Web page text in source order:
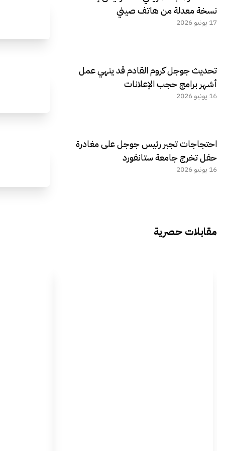
نسخة معدلة من هاتف صيني
17 يونيو 2026
تحديث جوجل كروم القادم قد ينهي عمل
أشهر برامج حجب الإعلانات
16 يونيو 2026
احتجاجات تجبر رئيس جوجل على مغادرة
حفل تخرج جامعة ستانفورد
16 يونيو 2026
مقابلات حصرية